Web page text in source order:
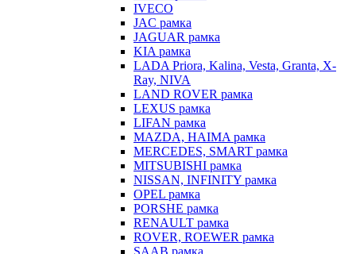
IVECO
JAC рамка
JAGUAR рамка
KIA рамка
LADA Priora, Kalina, Vesta, Granta, X-
Ray, NIVA
LAND ROVER рамка
LEXUS рамка
LIFAN рамка
MAZDA, HAIMA рамка
MERCEDES, SMART рамка
MITSUBISHI рамка
NISSAN, INFINITY рамка
OPEL рамка
PORSHE рамка
RENAULT рамка
ROVER, ROEWER рамка
SAAB рамка